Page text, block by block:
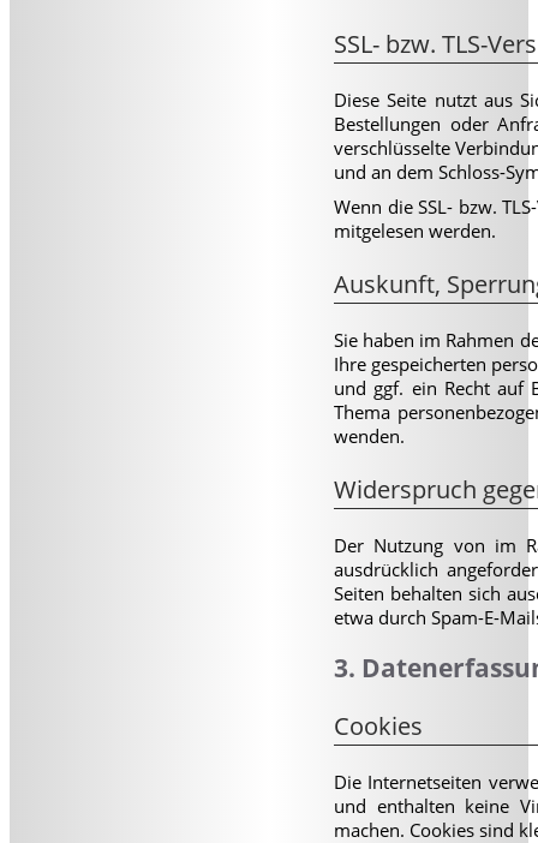
SSL- bzw. TLS-
Diese Seite nutzt aus
Bestellungen oder
verschlüsselte
und an dem Schloss-
Wenn die SSL- bzw.
mitgelesen werden.
Auskunft,
Sie haben im Rahmen
Ihre gespeicherten
und ggf. ein Recht auf
Thema
wenden.
Widerspruch
Der Nutzung von im
ausdrücklich
Seiten behalten sich
etwa durch Spam-E-
3.
Cookies
Die Internetseiten
und enthalten keine
machen. Cookies sind